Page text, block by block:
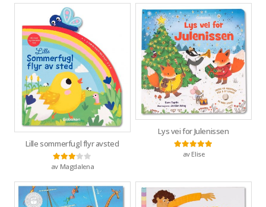
Lille sommerfugl flyr avsted
Vurdert3av 5
av Magdalena
Lys vei for Julenissen
Vurdert5
av Elise